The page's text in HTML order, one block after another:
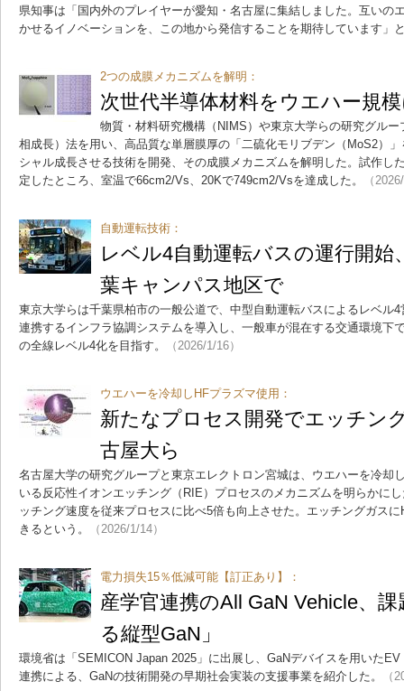
県知事は「国内外のプレイヤーが愛知・名古屋に集結しました。互いの
かせるイノベーションを、この地から発信することを期待しています」
2つの成膜メカニズムを解明：
次世代半導体材料をウエハー規
物質・材料研究機構（NIMS）や東京大学らの研究グル
相成長）法を用い、高品質な単層膜厚の「二硫化モリブデン（MoS2）
シャル成長させる技術を開発、その成膜メカニズムを解明した。試作し
定したところ、室温で66cm2/Vs、20Kで749cm2/Vsを達成した。
（
自動運転技術：
レベル4自動運転バスの運行開始
葉キャンパス地区で
東京大学らは千葉県柏市の一般公道で、中型自動運転バスによるレベル
連携するインフラ協調システムを導入し、一般車が混在する交通環境下
の全線レベル4化を目指す。
（2026/1/16）
ウエハーを冷却しHFプラズマ使用：
新たなプロセス開発でエッチン
古屋大ら
名古屋大学の研究グループと東京エレクトロン宮城は、ウエハーを冷却
いる反応性イオンエッチング（RIE）プロセスのメカニズムを明らかに
ッチング速度を従来プロセスに比べ5倍も向上させた。エッチングガス
きるという。
（2026/1/14）
電力損失15％低減可能【訂正あり】：
産学官連携のAll GaN Vehicle、
る縦型GaN」
環境省は「SEMICON Japan 2025」に出展し、GaNデバイスを用いた
連携による、GaNの技術開発の早期社会実装の支援事業を紹介した。
（